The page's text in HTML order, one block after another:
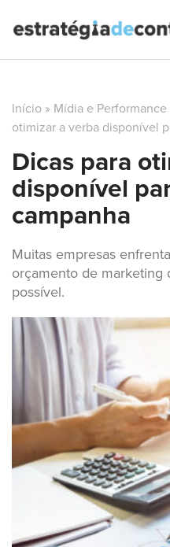
Início » Mídia e Performance
otimizar a verba disponível
Dicas para
disponível
campanha
Muitas empresas
orçamento de marketing
possível.